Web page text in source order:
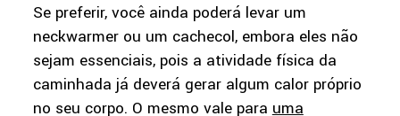
Se preferir, você ainda poderá levar um
neckwarmer ou um cachecol, embora eles não
sejam essenciais, pois a atividade física da
caminhada já deverá gerar algum calor próprio
no seu corpo. O mesmo vale para uma